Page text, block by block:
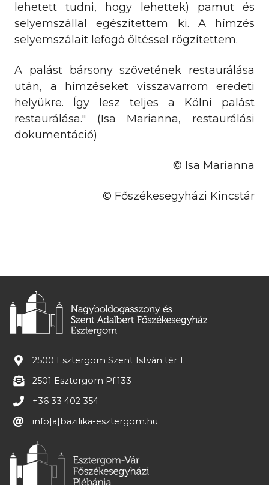
lehetett tudni, hogy lehettek) pamut és
selyemszállal egészítettem ki. A hímzés
selyemszálait lefogó öltéssel rögzítettem.
A palást bársony szövetének restaurálása
után, a hímzéseket visszavarrom eredeti
helyükre. Így lesz teljes a Kölni palást
restaurálása." (Isa Marianna, restaurálási
dokumentáció)
© Isa Marianna
© Főszékesegyházi Kincstár
2500 Esztergom Szent István tér 1.
2501 Esztergom Pf.133
+36 33 402 354
info[a]bazilika-esztergom.hu